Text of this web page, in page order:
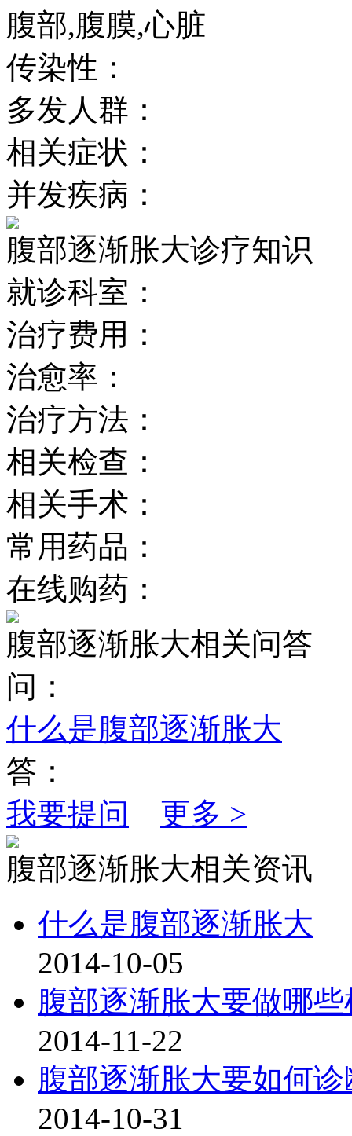
腹部,腹膜,心脏
传染性：
多发人群：
相关症状：
并发疾病：
腹部逐渐胀大诊疗知识
就诊科室：
治疗费用：
治愈率：
治疗方法：
相关检查：
相关手术：
常用药品：
在线购药：
腹部逐渐胀大相关问答
问：
什么是腹部逐渐胀大
答：
我要提问
更多 >
腹部逐渐胀大相关资讯
什么是腹部逐渐胀大
2014-10-05
腹部逐渐胀大要做哪
2014-11-22
腹部逐渐胀大要如何诊
2014-10-31